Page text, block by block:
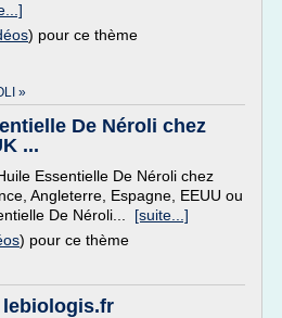
) pour ce thème
»
De Néroli chez
...
Essentielle De Néroli chez
Angleterre, Espagne, EEUU ou
De Néroli... [suite...]
) pour ce thème
lebiologis.fr